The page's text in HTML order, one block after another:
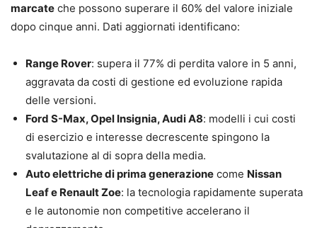
marcate che possono superare il 60% del valore iniziale
dopo cinque anni. Dati aggiornati identificano:
Range Rover: supera il 77% di perdita valore in 5 anni,
aggravata da costi di gestione ed evoluzione rapida
delle versioni.
Ford S-Max, Opel Insignia, Audi A8: modelli i cui costi
di esercizio e interesse decrescente spingono la
svalutazione al di sopra della media.
Auto elettriche di prima generazione come Nissan
Leaf e Renault Zoe: la tecnologia rapidamente superata
e le autonomie non competitive accelerano il